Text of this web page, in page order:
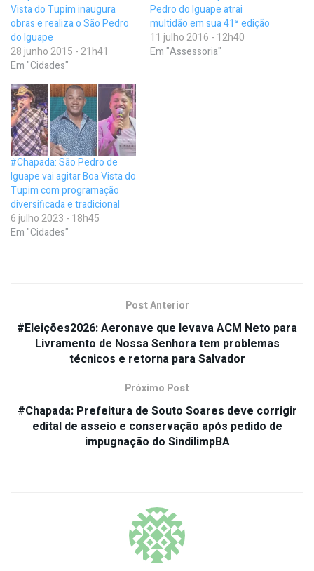
Vista do Tupim inaugura
obras e realiza o São Pedro
do Iguape
28 junho 2015 - 21h41
Em "Cidades"
Pedro do Iguape atrai
multidão em sua 41ª edição
11 julho 2016 - 12h40
Em "Assessoria"
#Chapada: São Pedro de
Iguape vai agitar Boa Vista do
Tupim com programação
diversificada e tradicional
6 julho 2023 - 18h45
Em "Cidades"
Post Anterior
#Eleições2026: Aeronave que levava ACM Neto para
Livramento de Nossa Senhora tem problemas
técnicos e retorna para Salvador
Próximo Post
#Chapada: Prefeitura de Souto Soares deve corrigir
edital de asseio e conservação após pedido de
impugnação do SindilimpBA